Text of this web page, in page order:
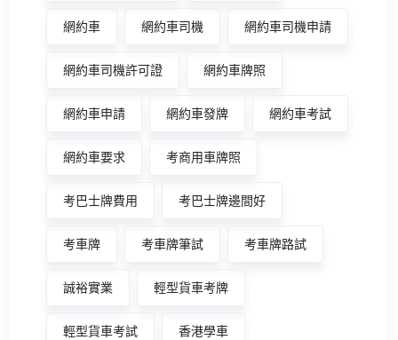
網約車 網約車司機 網約車司機申請
網約車司機許可證 網約車牌照
網約車申請 網約車發牌 網約車考試
網約車要求 考商用車牌照
考巴士牌費用 考巴士牌邊間好
考車牌 考車牌筆試 考車牌路試
誠裕實業 輕型貨車考牌
輕型貨車考試 香港學車